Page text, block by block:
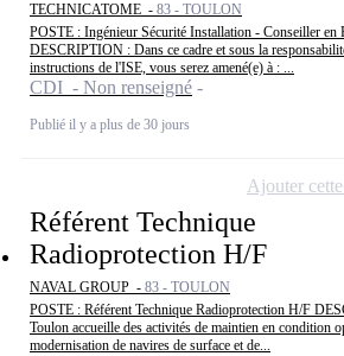
TECHNICATOME - 83 - TOULON
POSTE : Ingénieur Sécurité Installation - Conseiller en
DESCRIPTION : Dans ce cadre et sous la
instructions de l'ISE, vous serez amené(e) à : ...
CDI - Non renseigné
Publié il y a plus de 30 jours
Référent Technique
Radioprotection H/F
NAVAL GROUP - 83 - TOULON
POSTE : Référent Technique Radioprotection H/F
Toulon accueille des activités de maintien en condition
modernisation de navires de surface et de...
Ajouter